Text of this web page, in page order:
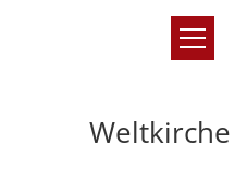
Weltkirche